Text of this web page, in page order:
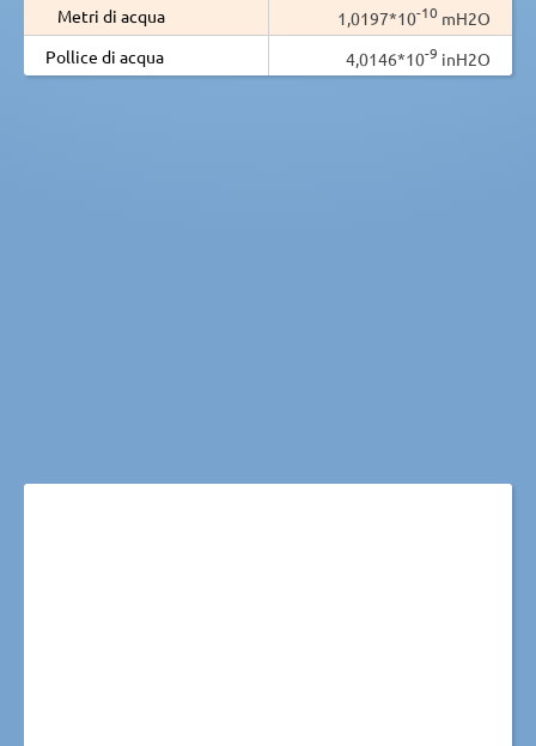
Metri di acqua
1,0197*10-10 mH2O
Pollice di acqua
4,0146*10-9 inH2O